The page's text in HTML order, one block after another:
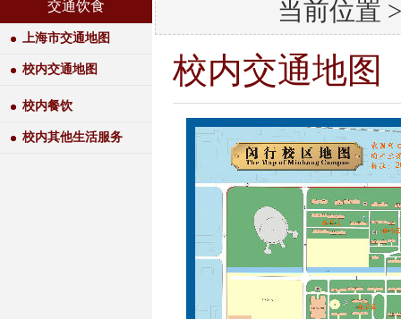
交通饮食
上海市交通地图
校内交通地图
校内餐饮
校内其他生活服务
当前位置
校内交通地图